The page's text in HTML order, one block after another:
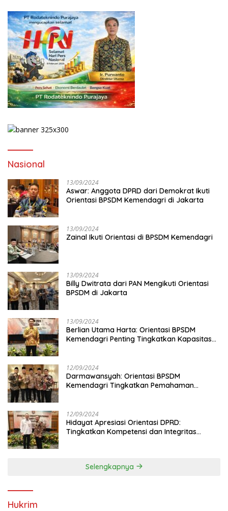
Nasional
13/09/2024
Aswar: Anggota DPRD dari Demokrat Ikuti
Orientasi BPSDM Kemendagri di Jakarta
13/09/2024
Zainal Ikuti Orientasi di BPSDM Kemendagri
13/09/2024
Billy Dwitrata dari PAN Mengikuti Orientasi
BPSDM di Jakarta
13/09/2024
Berlian Utama Harta: Orientasi BPSDM
Kemendagri Penting Tingkatkan Kapasitas
12/09/2024
Darmawansyah: Orientasi BPSDM
Kemendagri Tingkatkan Pemahaman
12/09/2024
Hidayat Apresiasi Orientasi DPRD:
Tingkatkan Kompetensi dan Integritas
Selengkapnya
Hukrim